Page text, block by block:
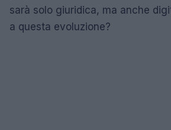
sarà solo giuridica, ma anche
a questa evoluzione?